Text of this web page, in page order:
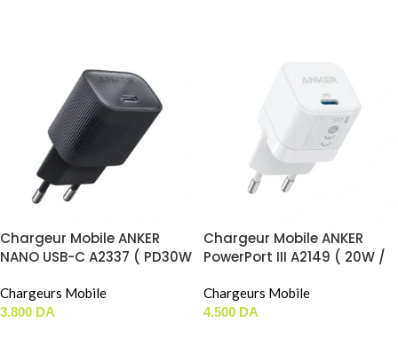
Chargeur Mobile ANKER
NANO USB-C A2337 ( PD30W
Chargeurs Mobile
3.800 DA
Chargeur Mobile ANKER
PowerPort III A2149 ( 20W /
Chargeurs Mobile
4.500 DA